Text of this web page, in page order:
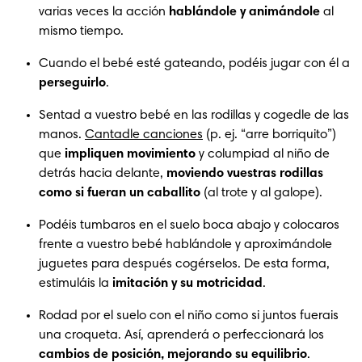
varias veces la acción hablándole y animándole al
mismo tiempo.
perseguirlo.
Sentad a vuestro bebé en las rodillas y cogedle de las
manos. Cantadle canciones (p. ej. “arre borriquito”)
que impliquen movimiento y columpiad al niño de
detrás hacia delante, moviendo vuestras rodillas
como si fueran un caballito (al trote y al galope).
Podéis tumbaros en el suelo boca abajo y colocaros
frente a vuestro bebé hablándole y aproximándole
juguetes para después cogérselos. De esta forma,
estimuláis la imitación y su motricidad .
Rodad por el suelo con el niño como si juntos fuerais
cambios de posición, mejorando su equilibrio.